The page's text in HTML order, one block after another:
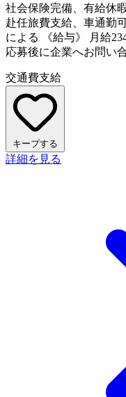
社会保険完備、有給休
赴任旅費支給、車通勤
による 《給与》 月給
応募後に企業へお問い
交通費支給
キープする
詳細を見る